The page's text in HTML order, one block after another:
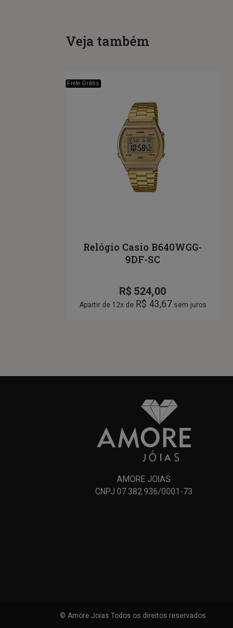
Veja também
Frete Grátis
Relógio Casio B640WGG-
9DF-SC
R$ 524,00
Apartir de 12x de R$ 43,67sem juros
AMORE JOIAS
CNPJ 07.382.936/0001-73
© Amore Joias Todos os direitos reservados